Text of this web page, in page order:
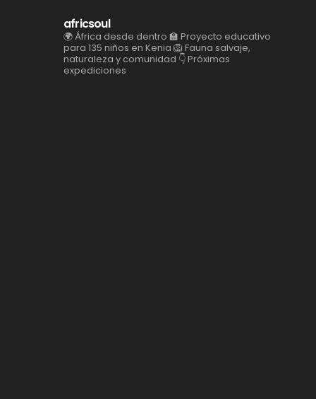
africsoul
🌍 África desde dentro 🏫 Proyecto educativo
para 135 niños en Kenia 🦁 Fauna salvaje,
naturaleza y comunidad 👇 Próximas
expediciones